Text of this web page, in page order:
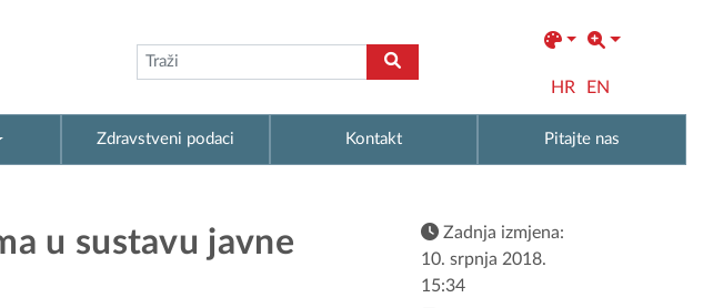
HR EN
Zdravstveni podaci Kontakt Pitajte nas
u sustavu javne
Zadnja izmjena:
10. srpnja 2018.
15:34